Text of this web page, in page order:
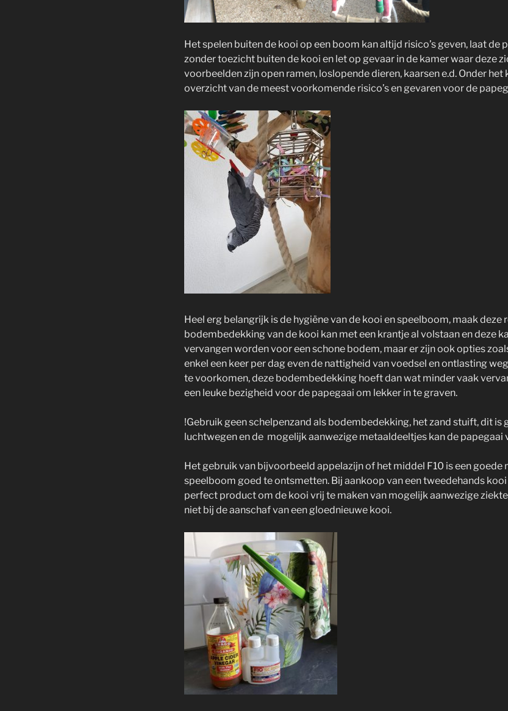
Het spelen buiten de kooi op een boom kan altijd risico’s geven, laat de
zonder toezicht buiten de kooi en let op gevaar in de kamer waar deze
voorbeelden zijn open ramen, loslopende dieren, kaarsen e.d. Onder het
overzicht van de meest voorkomende risico’s en gevaren voor de
Heel erg belangrijk is de hygiëne van de kooi en speelboom, maak deze
bodembedekking van de kooi kan met een krantje al volstaan en deze
vervangen worden voor een schone bodem, maar er zijn ook opties
enkel een keer per dag even de nattigheid van voedsel en ontlasting
te voorkomen, deze bodembedekking hoeft dan wat minder vaak
een leuke bezigheid voor de papegaai om lekker in te graven.
!Gebruik geen schelpenzand als bodembedekking, het zand stuift, dit is
luchtwegen en de mogelijk aanwezige metaaldeeltjes kan de papegaai
Het gebruik van bijvoorbeeld appelazijn of het middel F10 is een goede
speelboom goed te ontsmetten. Bij aankoop van een tweedehands
perfect product om de kooi vrij te maken van mogelijk aanwezige
niet bij de aanschaf van een gloednieuwe kooi.